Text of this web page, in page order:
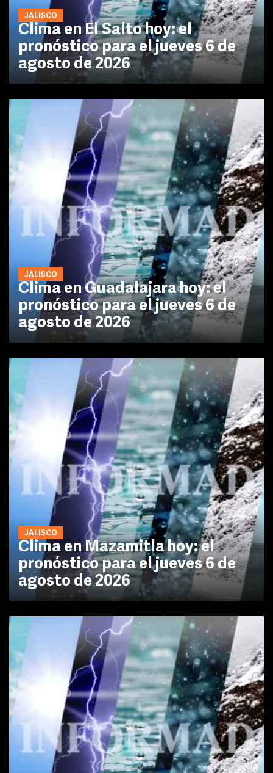
JALISCO
Clima en El Salto hoy: el
pronóstico para el jueves 6 de
agosto de 2026
JALISCO
Clima en Guadalajara hoy: el
pronóstico para el jueves 6 de
agosto de 2026
JALISCO
Clima en Mazamitla hoy: el
pronóstico para el jueves 6 de
agosto de 2026